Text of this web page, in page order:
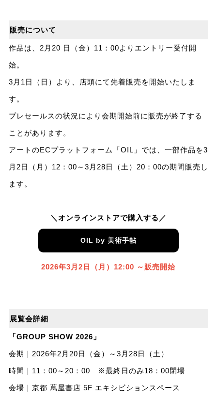
販売について
作品は、2月20 日（金）11：00よりエントリー受付開
始。
3月1日（日）より、店頭にて先着販売を開始いたしま
す。
プレセールスの状況により会期開始前に販売が終了する
ことがあります。
アートのECプラットフォーム「OIL」では、一部作品を3
月2日（月）12：00～3月28日（土）20：00の期間販売し
ます。
＼オンラインストアで購入する／
OIL by 美術手帖
2026年3⽉2⽇（月）12:00 ～販売開始
展覧会詳細
「GROUP SHOW 2026」
会期｜2026年2月20日（金）～3月28日（土）
時間｜11：00～20：00 ※最終日のみ18：00閉場
会場｜京都 蔦屋書店 5F エキシビションスペース